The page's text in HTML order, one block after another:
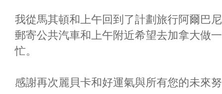
我從馬其頓和上午回到了計劃旅行阿爾巴
郵寄公共汽車和上午附近希望去加拿大做
忙。
感謝再次麗貝卡和好運氣與所有您的未來